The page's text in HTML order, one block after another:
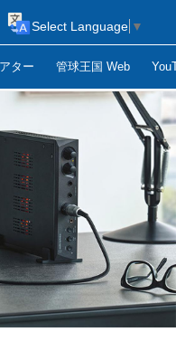
ター 管球王国 Web
Select Language ▼